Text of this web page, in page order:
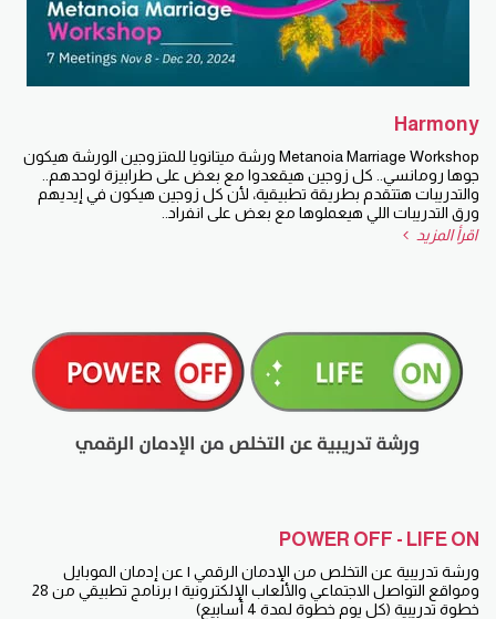
Harmony
Metanoia Marriage Workshop ورشة ميتانويا للمتزوجين الورشة هيكون
جوها رومانسي.. كل زوجين هيقعدوا مع بعض على طرابيزة لوحدهم..
والتدريبات هتتقدم بطريقة تطبيقية، لأن كل زوجين هيكون في إيديهم
ورق التدريبات اللي هيعملوها مع بعض على انفراد..
اقرأ المزيد
POWER OFF - LIFE ON
ورشة تدريبية عن التخلص من الإدمان الرقمي | عن إدمان الموبايل
ومواقع التواصل الاجتماعي والألعاب الإلكترونية | برنامج تطبيقي من 28
خطوة تدريبية (كل يوم خطوة لمدة 4 أسابيع)